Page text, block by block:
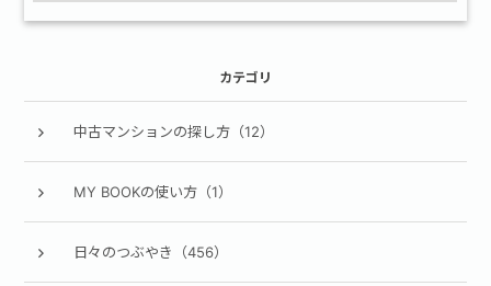
カテゴリ
中古マンションの探し方（12）
MY BOOKの使い方（1）
日々のつぶやき（456）